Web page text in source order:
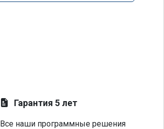
Гарантия 5 лет
Все наши программные решения